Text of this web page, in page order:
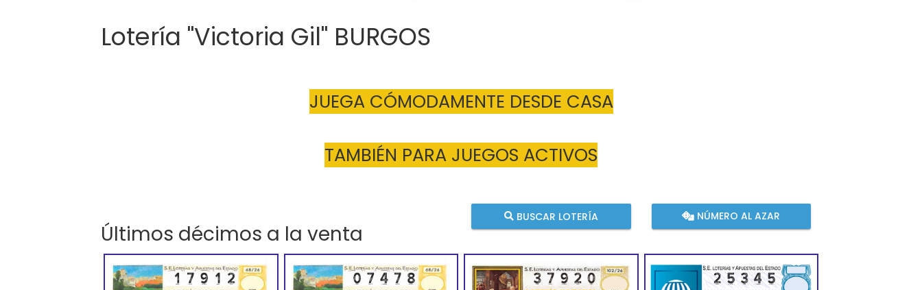
Lotería "Victoria Gil" BURGOS
JUEGA CÓMODAMENTE DESDE CASA
TAMBIÉN PARA JUEGOS ACTIVOS
Últimos décimos a la venta
BUSCAR LOTERÍA NÚMERO AL AZAR